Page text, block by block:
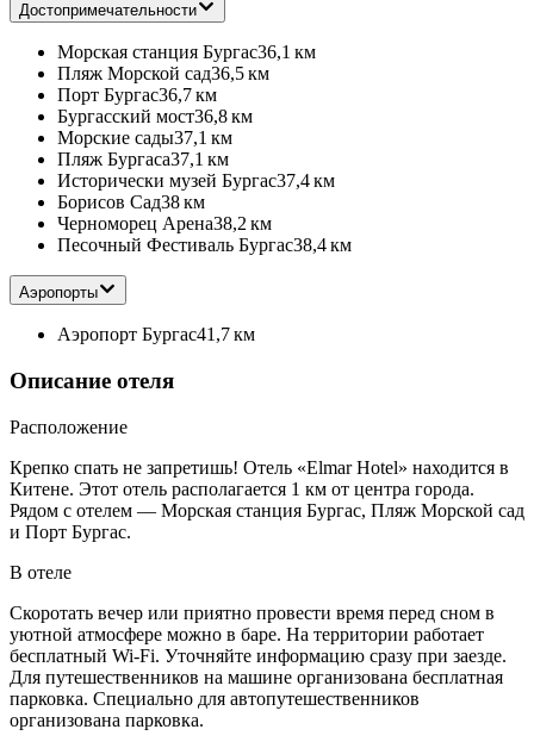
Достопримечательности
Морская станция Бургас36,1 км
Пляж Морской сад36,5 км
Порт Бургас36,7 км
Бургасский мост36,8 км
Морские сады37,1 км
Пляж Бургаса37,1 км
Исторически музей Бургас37,4 км
Борисов Сад38 км
Черноморец Арена38,2 км
Песочный Фестиваль Бургас38,4 км
Аэропорты
Аэропорт Бургас41,7 км
Описание отеля
Расположение
Крепко спать не запретишь! Отель «Elmar Hotel» находится в
Китене. Этот отель располагается 1 км от центра города.
Рядом с отелем — Морская станция Бургас, Пляж Морской сад
и Порт Бургас.
В отеле
Скоротать вечер или приятно провести время перед сном в
уютной атмосфере можно в баре. На территории работает
бесплатный Wi-Fi. Уточняйте информацию сразу при заезде.
Для путешественников на машине организована бесплатная
парковка. Специально для автопутешественников
организована парковка.